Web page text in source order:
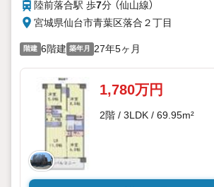
陸前落合駅 歩7分 （仙山線）
宮城県仙台市青葉区落合２丁目
階建 6階建 築年月 27年5ヶ月
1,780万円
2階 / 3LDK / 69.95m²